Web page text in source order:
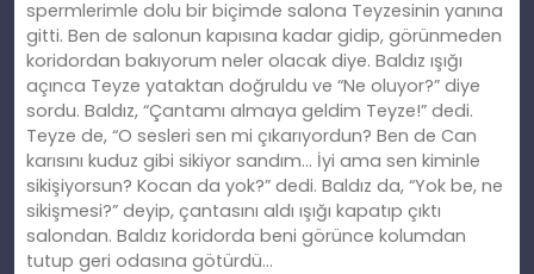
spermlerimle dolu bir biçimde salona Teyzesinin yanına
gitti. Ben de salonun kapısına kadar gidip, görünmeden
koridordan bakıyorum neler olacak diye. Baldız ışığı
açınca Teyze yataktan doğruldu ve “Ne oluyor?” diye
sordu. Baldız, “Çantamı almaya geldim Teyze!” dedi.
Teyze de, “O sesleri sen mi çıkarıyordun? Ben de Can
karısını kuduz gibi sikiyor sandım… İyi ama sen kiminle
sikişiyorsun? Kocan da yok?” dedi. Baldız da, “Yok be, ne
sikişmesi?” deyip, çantasını aldı ışığı kapatıp çıktı
salondan. Baldız koridorda beni görünce kolumdan
tutup geri odasına götürdü…